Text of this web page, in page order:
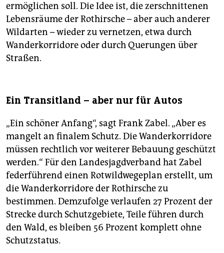
ermöglichen soll. Die Idee ist, die zerschnittenen
Lebensräume der Rothirsche – aber auch anderer
Wildarten – wieder zu vernetzen, etwa durch
Wanderkorridore oder durch Querungen über
Straßen.
Ein Transitland – aber nur für Autos
„Ein schöner Anfang“, sagt Frank Zabel. „Aber es
mangelt an finalem Schutz. Die Wanderkorridore
müssen rechtlich vor weiterer Bebauung geschützt
werden.“ Für den Landesjagdverband hat Zabel
federführend einen Rotwildwegeplan erstellt, um
die Wanderkorridore der Rothirsche zu
bestimmen. Demzufolge verlaufen 27 Prozent der
Strecke durch Schutzgebiete, Teile führen durch
den Wald, es bleiben 56 Prozent komplett ohne
Schutzstatus.